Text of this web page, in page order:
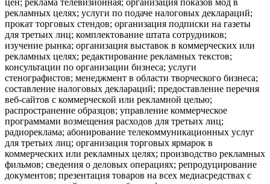
рекламных целях; услуги по подаче налоговых деклараций;
прокат торговых стендов; организация подписки на газеты
для третьих лиц; комплектование штата сотрудников;
изучение рынка; организация выставок в коммерческих или
рекламных целях; редактирование рекламных текстов;
консультации по организации бизнеса; услуги
стенографистов; менеджмент в области творческого бизнеса;
составление налоговых деклараций; предоставление перечня
веб-сайтов с коммерческой или рекламной целью;
распространение образцов; управление коммерческое
программами возмещения расходов для третьих лиц;
радиореклама; абонирование телекоммуникационных услуг
для третьих лиц; организация торговых ярмарок в
коммерческих или рекламных целях; производство рекламных
фильмов; сведения о деловых операциях; репродуцирование
документов; презентация товаров на всех медиасредствах с